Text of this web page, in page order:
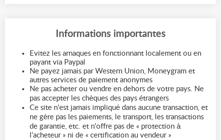
Informations importantes
Evitez les arnaques en fonctionnant localement ou en
payant via Paypal
Ne payez jamais par Western Union, Moneygram et
autres services de paiement anonymes
Ne pas acheter ou vendre en dehors de votre pays. Ne
pas accepter les chèques des pays étrangers
Ce site n'est jamais impliqué dans aucune transaction, et
ne gère pas les paiements, le transport, les transactions
de garantie, etc. et n'offre pas de « protection à
l’acheteur » ni de « certification au vendeur »